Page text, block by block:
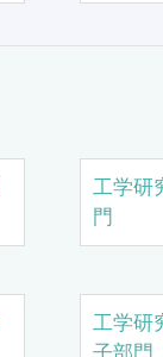
工学研
門
工学研